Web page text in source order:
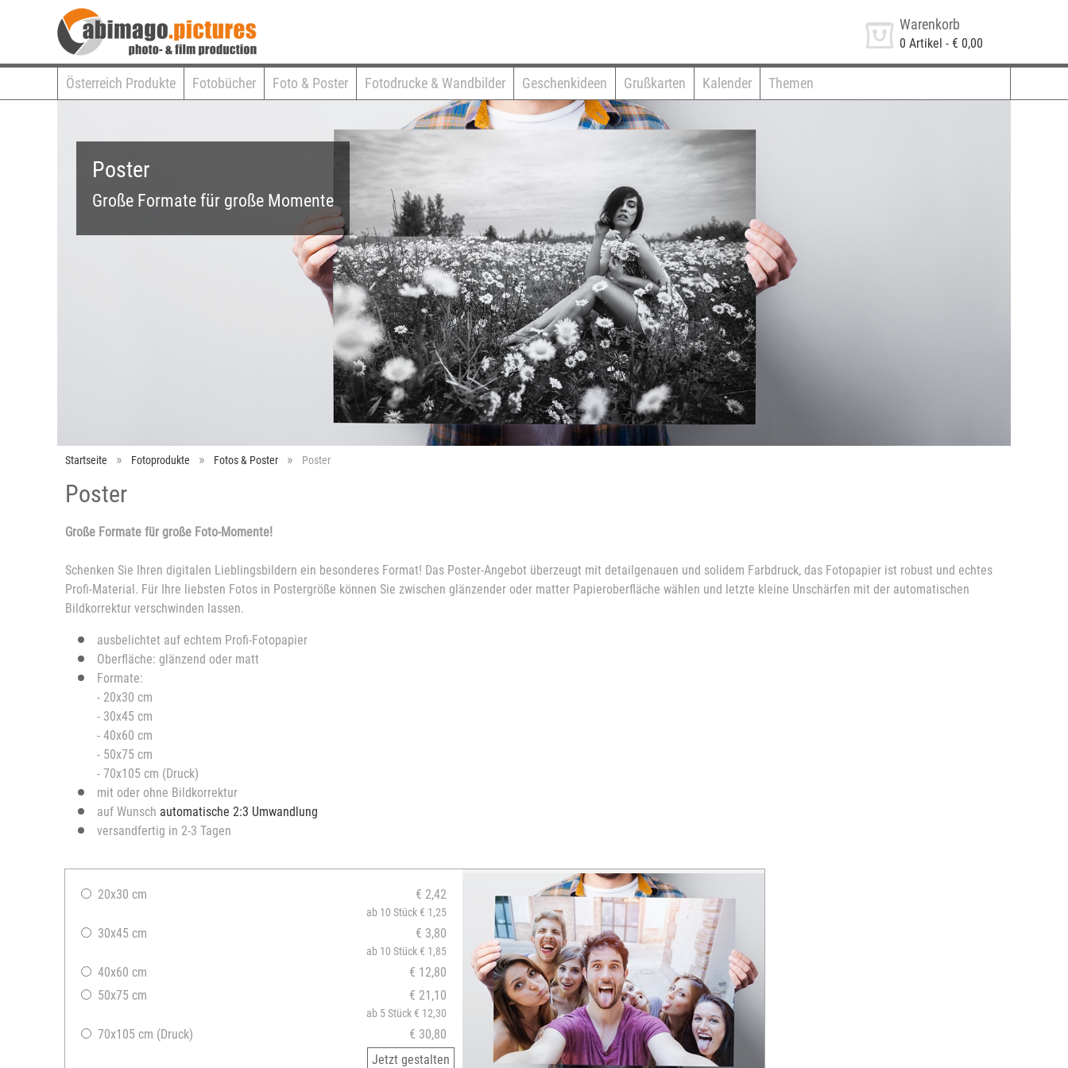
Warenkorb
0 Artikel - € 0,00
Österreich Produkte Fotobücher Foto & Poster Fotodrucke & Wandbilder Geschenkideen Grußkarten Kalender Themen
Poster
Große Formate für große Momente
Startseite Fotoprodukte Fotos & Poster Poster
Poster
Große Formate für große Foto-Momente!
Schenken Sie Ihren digitalen Lieblingsbildern ein besonderes Format! Das Poster-Angebot überzeugt mit detailgenauen und solidem Farbdruck, das Fotopapier ist robust und echtes
Profi-Material. Für Ihre liebsten Fotos in Postergröße können Sie zwischen glänzender oder matter Papieroberfläche wählen und letzte kleine Unschärfen mit der automatischen
Bildkorrektur verschwinden lassen.
ausbelichtet auf echtem Profi-Fotopapier
Oberfläche: glänzend oder matt
Formate:
- 20x30 cm
- 30x45 cm
- 40x60 cm
- 50x75 cm
- 70x105 cm (Druck)
mit oder ohne Bildkorrektur
auf Wunsch automatische 2:3 Umwandlung
versandfertig in 2-3 Tagen
20x30 cm € 2,42
ab 10 Stück € 1,25
30x45 cm € 3,80
ab 10 Stück € 1,85
40x60 cm
€ 12,80
50x75 cm
€ 21,10
ab 5 Stück € 12,30
70x105 cm (Druck)
€ 30,80
Jetzt gestalten